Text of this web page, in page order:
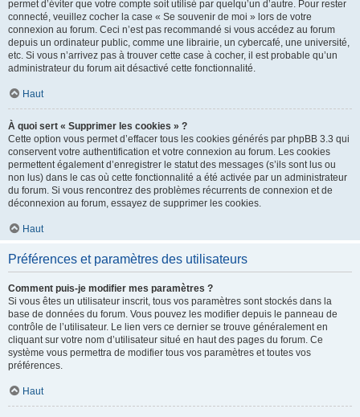
permet d’éviter que votre compte soit utilisé par quelqu’un d’autre. Pour rester
connecté, veuillez cocher la case « Se souvenir de moi » lors de votre
connexion au forum. Ceci n’est pas recommandé si vous accédez au forum
depuis un ordinateur public, comme une librairie, un cybercafé, une université,
etc. Si vous n’arrivez pas à trouver cette case à cocher, il est probable qu’un
administrateur du forum ait désactivé cette fonctionnalité.
Haut
À quoi sert « Supprimer les cookies » ?
Cette option vous permet d’effacer tous les cookies générés par phpBB 3.3 qui
conservent votre authentification et votre connexion au forum. Les cookies
permettent également d’enregistrer le statut des messages (s’ils sont lus ou
non lus) dans le cas où cette fonctionnalité a été activée par un administrateur
du forum. Si vous rencontrez des problèmes récurrents de connexion et de
déconnexion au forum, essayez de supprimer les cookies.
Haut
Préférences et paramètres des utilisateurs
Comment puis-je modifier mes paramètres ?
Si vous êtes un utilisateur inscrit, tous vos paramètres sont stockés dans la
base de données du forum. Vous pouvez les modifier depuis le panneau de
contrôle de l’utilisateur. Le lien vers ce dernier se trouve généralement en
cliquant sur votre nom d’utilisateur situé en haut des pages du forum. Ce
système vous permettra de modifier tous vos paramètres et toutes vos
préférences.
Haut